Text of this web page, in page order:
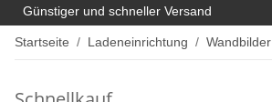
Günstiger und schneller Versand
Startseite Ladeneinrichtung Wandbilder